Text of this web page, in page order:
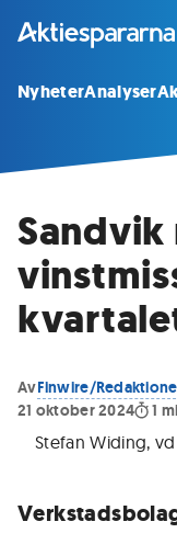
NyheterAnalyser
AvFinwire/
21 oktober 2024
1
Stefan Widing,